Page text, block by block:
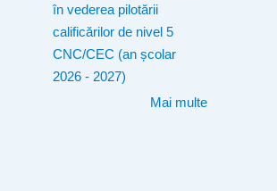
în vederea pilotării
calificărilor de nivel 5
CNC/CEC (an școlar
2026 - 2027)
Mai multe